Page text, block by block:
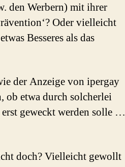
den Werbern) mit ihrer
Oder vielleicht
Besseres als das
der Anzeige von ipergay
ob etwa durch solcherlei
geweckt werden solle …
doch? Vielleicht gewollt